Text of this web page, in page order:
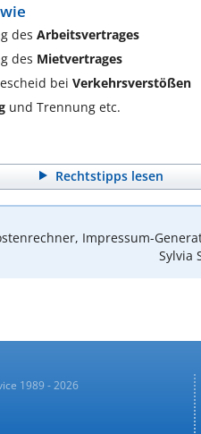
des Arbeitsvertrages
des Mietvertrages
bei Verkehrsverstößen
und Trennung etc.
Rechtstipps lesen
Impressum-
Sylvia
1989 - 2026